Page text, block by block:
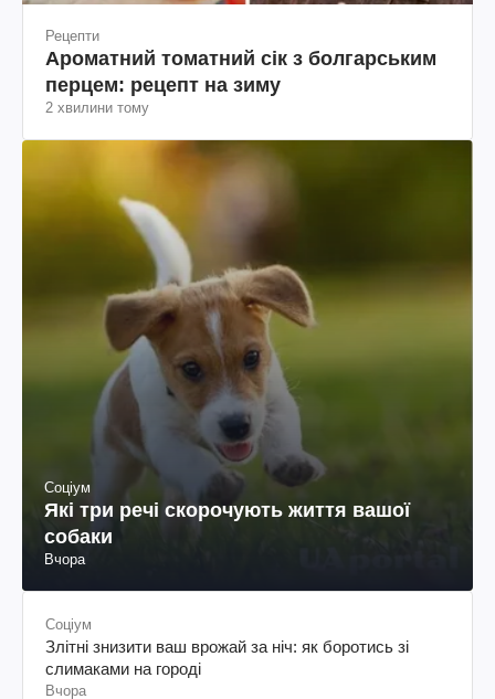
Рецепти
Ароматний томатний сік з болгарським
перцем: рецепт на зиму
2 хвилини тому
Соціум
Які три речі скорочують життя вашої
собаки
Вчора
Соціум
Злітні знизити ваш врожай за ніч: як боротись зі
слимаками на городі
Вчора